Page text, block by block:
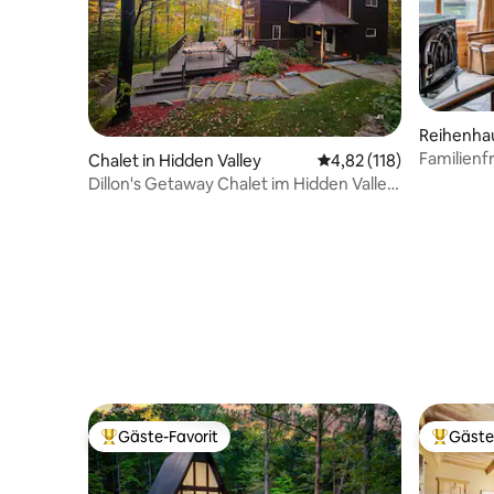
Chalet in Hidden Valley Durchschnittliche
4,82 (118)
Dillon's Getaway Chalet im Hidden Valley
Beliebter Gäste-Favorit.
Gäste-Favorit